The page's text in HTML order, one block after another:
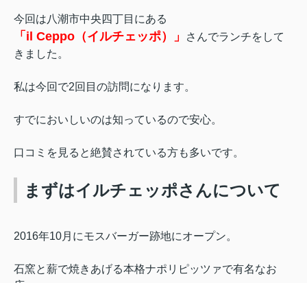
今回は八潮市中央四丁目にある
「il Ceppo（イルチェッポ） 」
さんでランチをして
きました。
私は今回で2回目の訪問になります。
すでにおいしいのは知っているので安心。
口コミを見ると絶賛されている方も多いです。
まずはイルチェッポさんについて
2016年10月にモスバーガー跡地にオープン。
石窯と薪で焼きあげる本格ナポリピッツァで有名なお